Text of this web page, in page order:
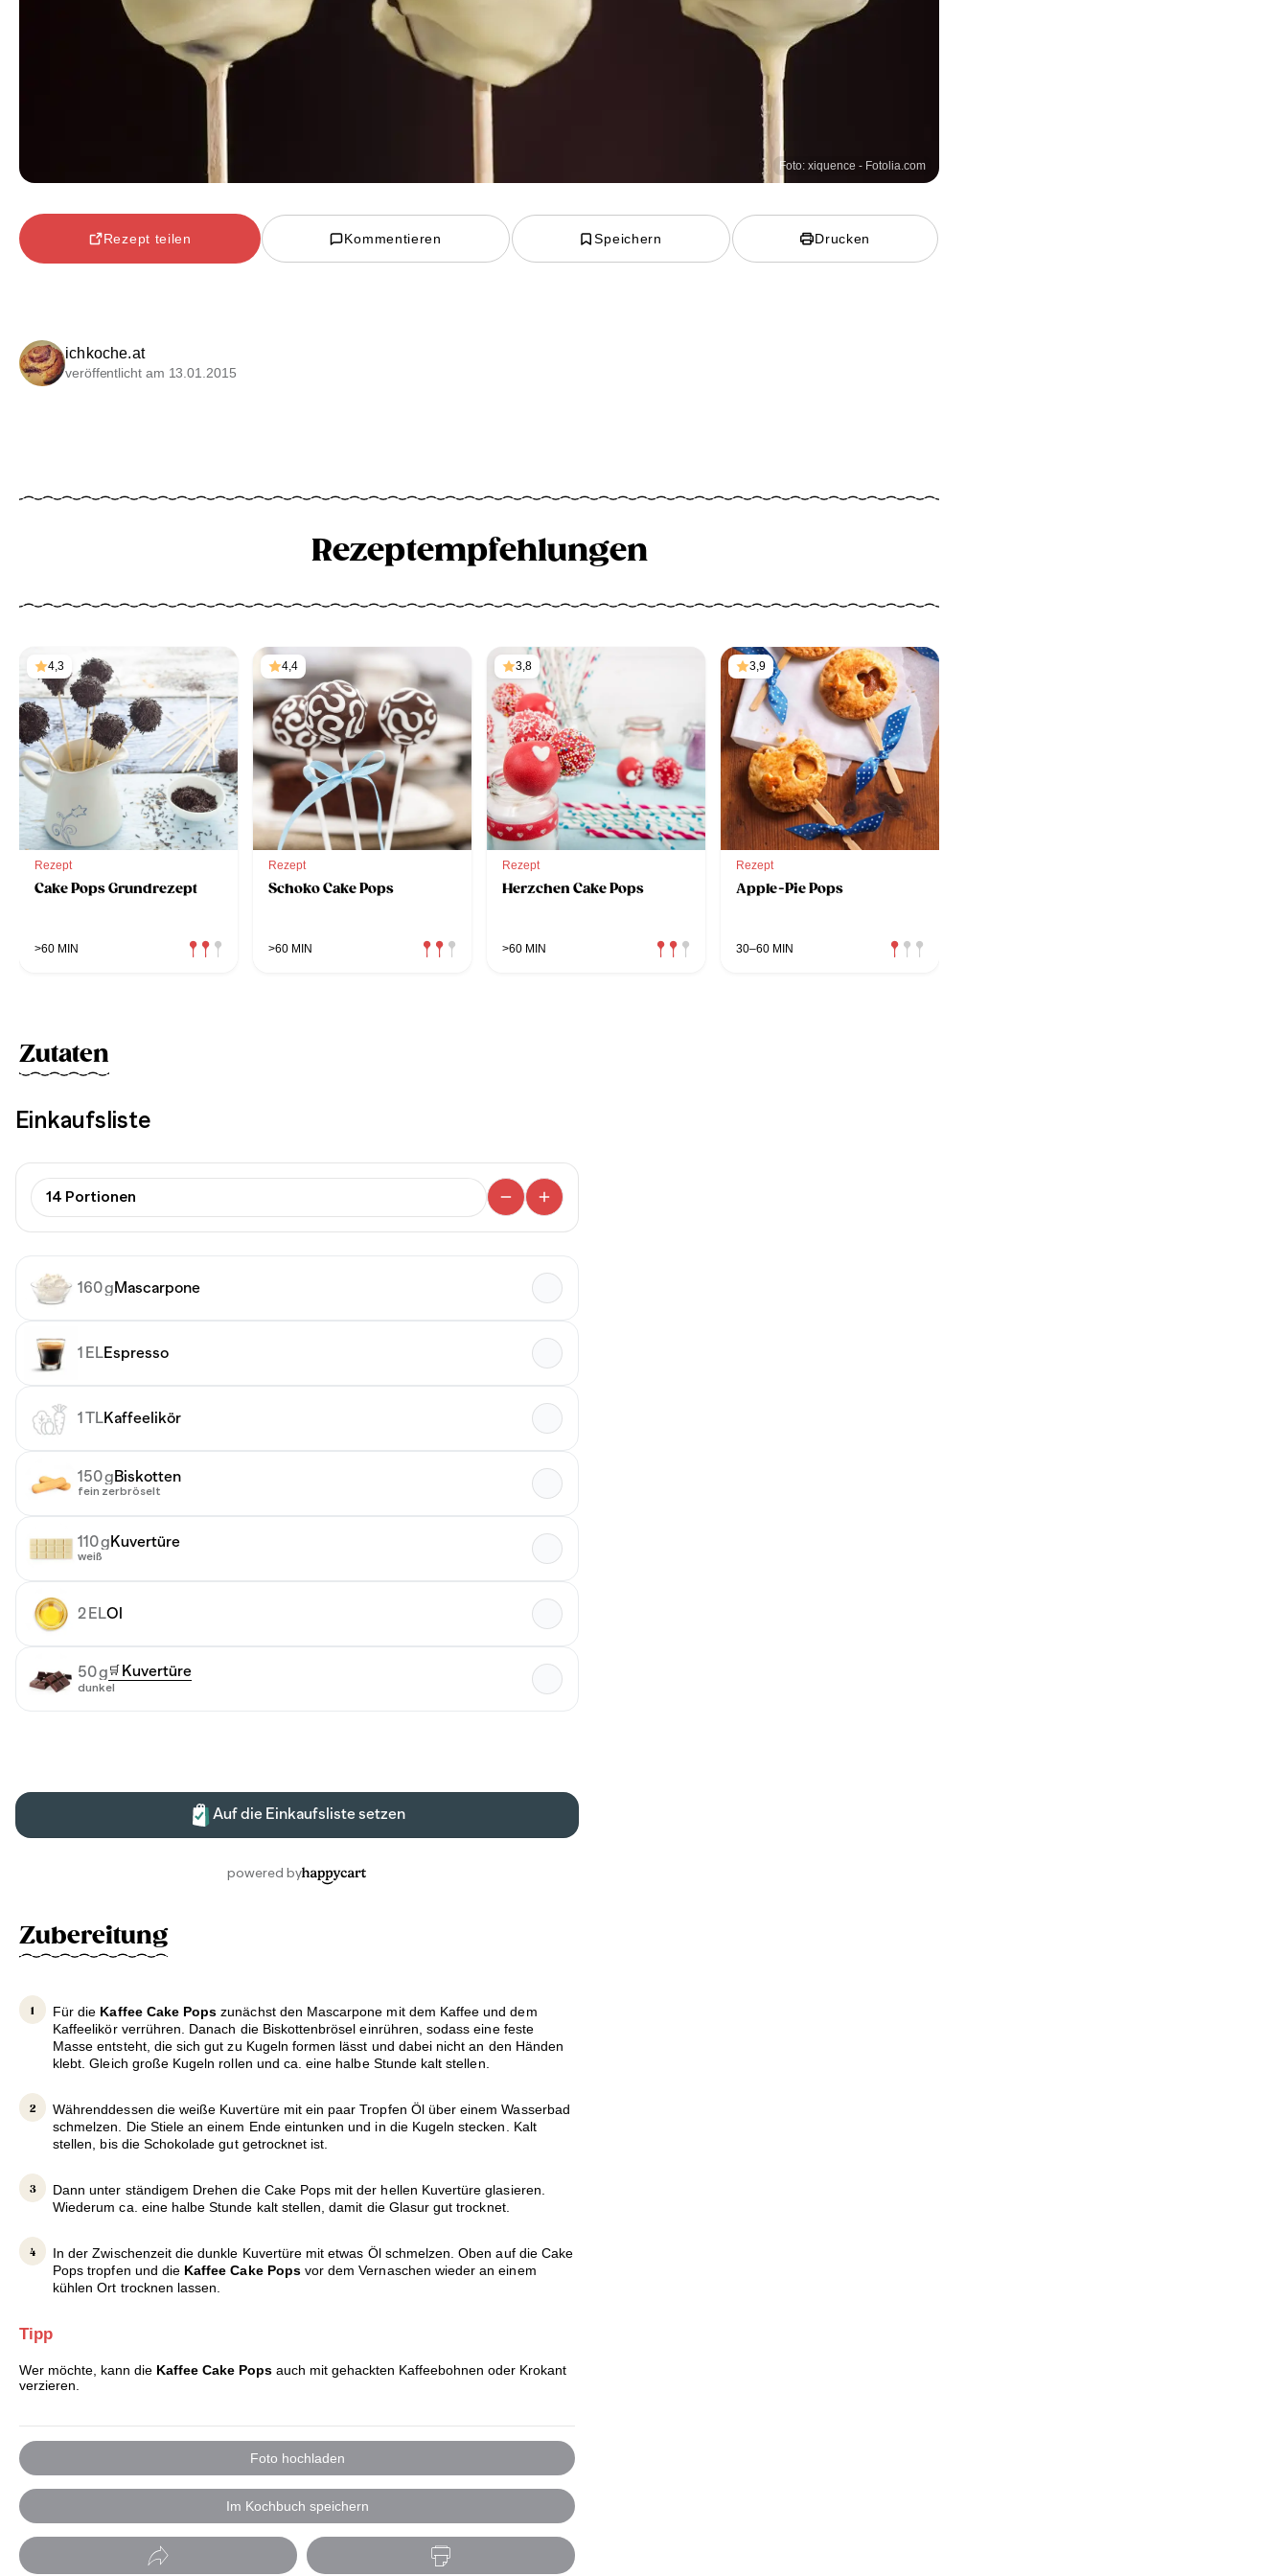
Foto: xiquence - Fotolia.com
Rezept teilen Kommentieren Speichern Drucken
ichkoche.at
veröffentlicht am 13.01.2015
Rezeptempfehlungen
4,3
Rezept
Cake Pops Grundrezept
>60 MIN
4,4
Rezept
Schoko Cake Pops
>60 MIN
3,8
Rezept
Herzchen Cake Pops
>60 MIN
3,9
Rezept
Apple-Pie Pops
30–60 MIN
Zutaten
Zubereitung
Für die Kaffee Cake Pops zunächst den Mascarpone mit dem Kaffee und dem
Kaffeelikör verrühren. Danach die Biskottenbrösel einrühren, sodass eine feste
Masse entsteht, die sich gut zu Kugeln formen lässt und dabei nicht an den Händen
klebt. Gleich große Kugeln rollen und ca. eine halbe Stunde kalt stellen.
Währenddessen die weiße Kuvertüre mit ein paar Tropfen Öl über einem Wasserbad
schmelzen. Die Stiele an einem Ende eintunken und in die Kugeln stecken. Kalt
stellen, bis die Schokolade gut getrocknet ist.
Dann unter ständigem Drehen die Cake Pops mit der hellen Kuvertüre glasieren.
Wiederum ca. eine halbe Stunde kalt stellen, damit die Glasur gut trocknet.
In der Zwischenzeit die dunkle Kuvertüre mit etwas Öl schmelzen. Oben auf die Cake
Pops tropfen und die Kaffee Cake Popsvor dem Vernaschen wieder an einem
kühlen Ort trocknen lassen.
Tipp
Wer möchte, kann die Kaffee Cake Pops auch mit gehackten Kaffeebohnen oder Krokant
verzieren.
Foto hochladen
Im Kochbuch speichern